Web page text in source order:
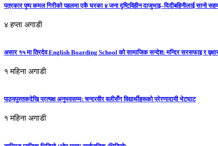
पत्रकार पुष्प कमल गिरीको पहलमा एकै घरका ४ जना दृष्टिविहीन दाजुभाइ–दिदीबहिनीलाई सानो
४ हप्ता अगाडी
असार १५ मा त्रिदेव English Boarding School को सामाजिक सन्देश: मन्दिर सरसफाइ र
१ महिना अगाडी
पाठ्यपुस्तकदेखि प्रत्यक्ष अनुभवसम्म: चन्द्रवीर वलीसँग विद्यार्थीहरूको प्रेरणादायी भेटघाट
१ महिना अगाडी